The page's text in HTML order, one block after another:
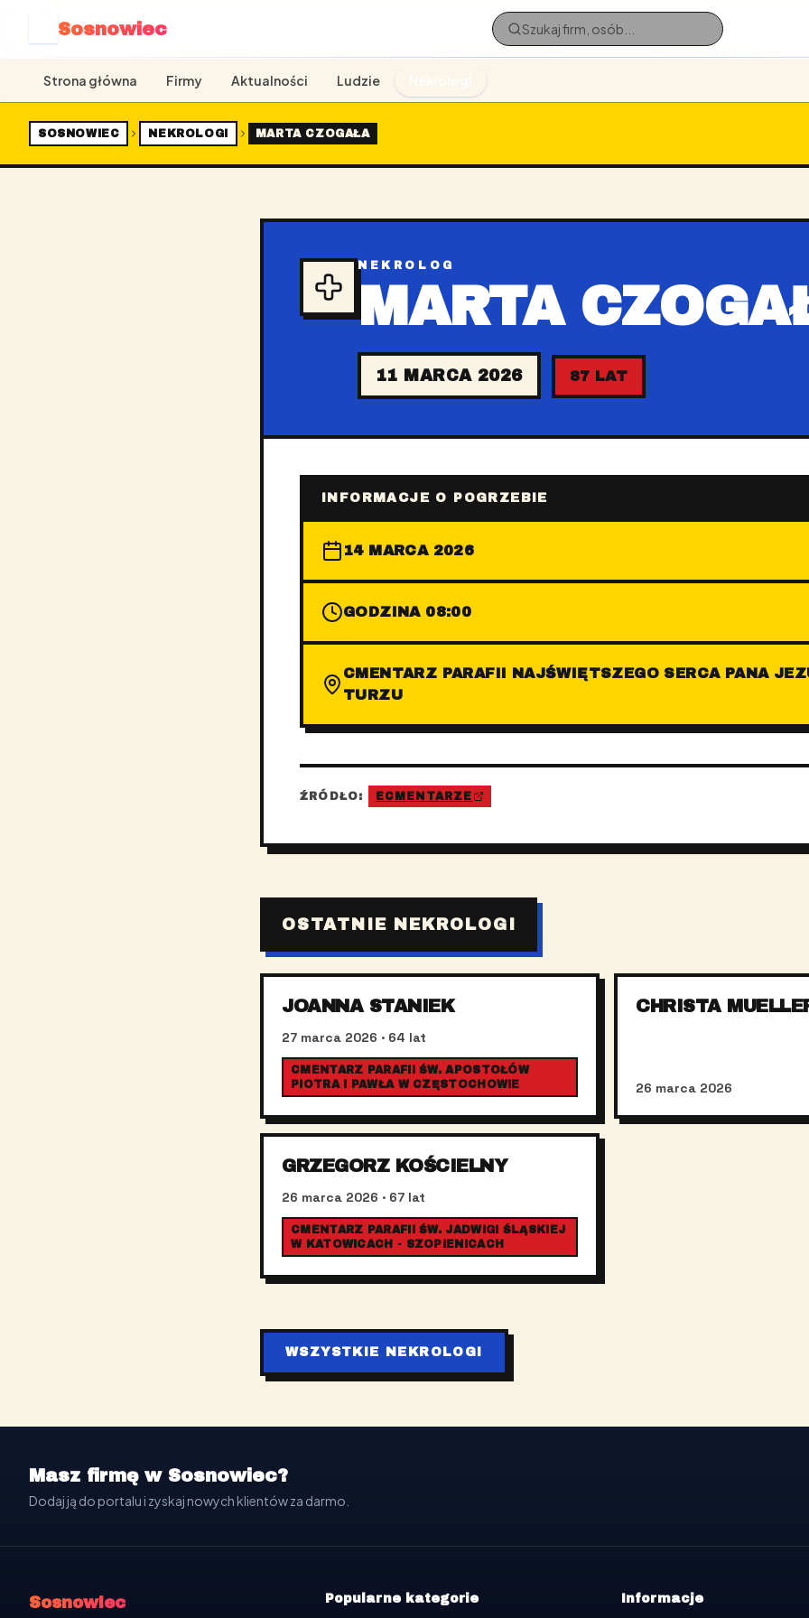
Sosnowiec
Strona główna Firmy Aktualności Ludzie
SOSNOWIEC NEKROLOGI MARTA CZOGAŁA
NEKROLOG
MARTA
11 MARCA 2026 87 LAT
INFORMACJE O POGRZEBIE
14 MARCA 2026
GODZINA 08:00
CMENTARZ PARAFII NAJŚWIĘTSZEGO SERCA PANA
TURZU
ŹRÓDŁO: ECMENTARZE
OSTATNIE NEKROLOGI
JOANNA STANIEK
27 marca 2026 · 64 lat
CMENTARZ PARAFII ŚW. APOSTOŁÓW
PIOTRA I PAWŁA W CZĘSTOCHOWIE
CHRISTA
26 marca 2026
GRZEGORZ KOŚCIELNY
26 marca 2026 · 67 lat
CMENTARZ PARAFII ŚW. JADWIGI ŚLĄSKIEJ
W KATOWICACH - SZOPIENICACH
WSZYSTKIE NEKROLOGI
Masz firmę w Sosnowiec?
Dodaj ją do portalu i zyskaj nowych klientów za darmo.
Sosnowiec Popularne kategorie Informacje